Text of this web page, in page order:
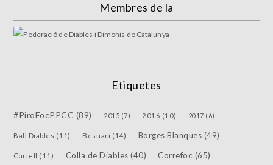
Membres de la
Etiquetes
#PiroFocPPCC (89) 2015 (7) 2016 (10) 2017 (6)
Ball Diables (11) Bestiari (14) Borges Blanques (49)
Cartell (11) Colla de Diables (40) Correfoc (65)